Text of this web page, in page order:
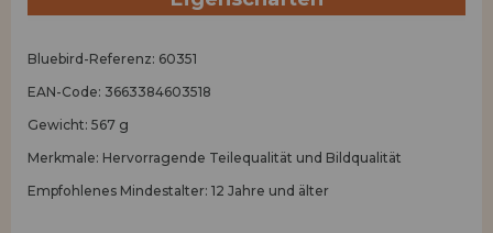
Bluebird-Referenz: 60351
EAN-Code: 3663384603518
Gewicht: 567 g
Merkmale: Hervorragende Teilequalität und Bildqualität
Empfohlenes Mindestalter: 12 Jahre und älter